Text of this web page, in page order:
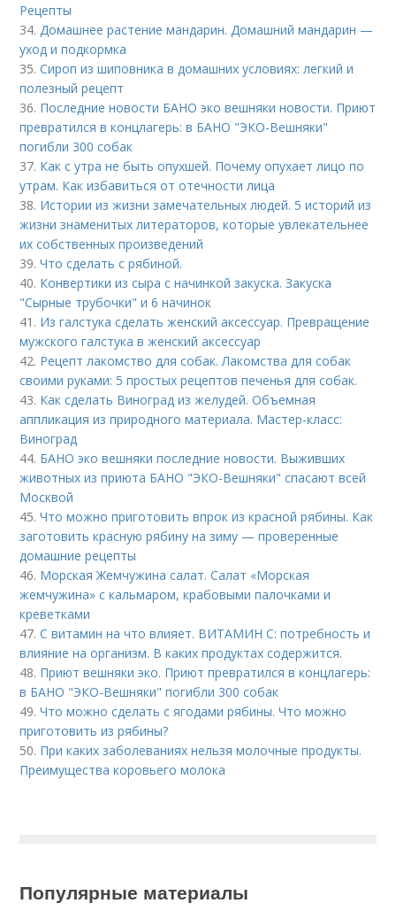
Рецепты
34. Домашнее растение мандарин. Домашний мандарин —
уход и подкормка
35.Сироп из шиповника в домашних условиях: легкий и
полезный рецепт
36. Последние новости БАНО эко вешняки новости. Приют
превратился в концлагерь: в БАНО "ЭКО-Вешняки"
погибли 300 собак
37. Как с утра не быть опухшей. Почему опухает лицо по
утрам. Как избавиться от отечности лица
38. Истории из жизни замечательных людей. 5 историй из
жизни знаменитых литераторов, которые увлекательнее
их собственных произведений
39.Что сделать с рябиной.
40. Конвертики из сыра с начинкой закуска. Закуска
"Сырные трубочки" и 6 начинок
41. Из галстука сделать женский аксессуар. Превращение
мужского галстука в женский аксессуар
42. Рецепт лакомство для собак. Лакомства для собак
своими руками: 5 простых рецептов печенья для собак.
43. Как сделать Виноград из желудей. Объемная
аппликация из природного материала. Мастер-класс:
Виноград
44. БАНО эко вешняки последние новости. Выживших
животных из приюта БАНО "ЭКО-Вешняки" спасают всей
Москвой
45.Что можно приготовить впрок из красной рябины. Как
заготовить красную рябину на зиму — проверенные
домашние рецепты
46. Морская Жемчужина салат. Салат «Морская
жемчужина» с кальмаром, крабовыми палочками и
креветками
47.С витамин на что влияет. ВИТАМИН С: потребность и
влияние на организм. В каких продуктах содержится.
48. Приют вешняки эко. Приют превратился в концлагерь:
в БАНО "ЭКО-Вешняки" погибли 300 собак
49.Что можно сделать с ягодами рябины. Что можно
приготовить из рябины?
50. При каких заболеваниях нельзя молочные продукты.
Преимущества коровьего молока
Популярные материалы